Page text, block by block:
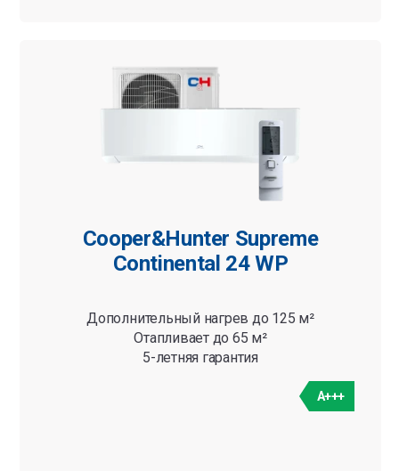
Cooper&Hunter Supreme
Continental 24 WP
Дополнительный нагрев до 125 м²
Отапливает до 65 м²
5-летняя гарантия
A+++